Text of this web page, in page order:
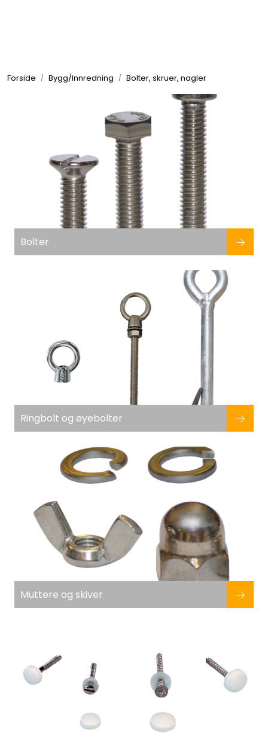
Forside Bygg/Innredning Bolter, skruer, nagler
Bolter
Ringbolt og øyebolter
Muttere og skiver
Elektrisk
Bygg/Innredning
Komfort
Motor/Styring
Båtpleie/Opplag
Outlet
Kampanje